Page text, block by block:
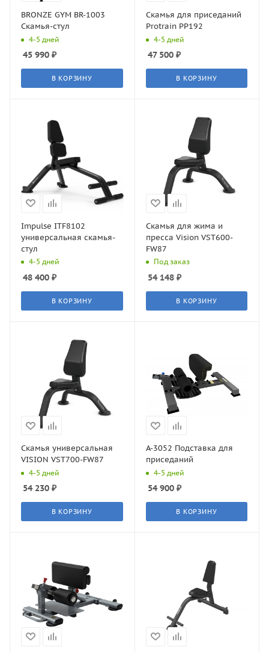
BRONZE GYM BR-1003
Скамья-стул
4-5 дней
45 990 ₽
В КОРЗИНУ
Скамья для приседаний
Protrain PP192
4-5 дней
47 500₽
В КОРЗИНУ
Impulse ITF8102
универсальная скамья-
стул
4-5 дней
48 400 ₽
В КОРЗИНУ
Скамья для жима и
пресса Vision VST600-
FW87
Под заказ
54 148₽
В КОРЗИНУ
Скамья универсальная
VISION VST700-FW87
4-5 дней
54 230 ₽
В КОРЗИНУ
A-3052 Подставка для
приседаний
4-5 дней
54 900₽
В КОРЗИНУ